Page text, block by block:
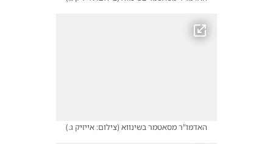
האדמו"ר מסאטמר בשינווא(צילום: אייזיק ג.)